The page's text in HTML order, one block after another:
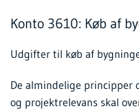
Konto 3610: Køb af
Udgifter til køb af
De almindelige principper
og projektrelevans skal